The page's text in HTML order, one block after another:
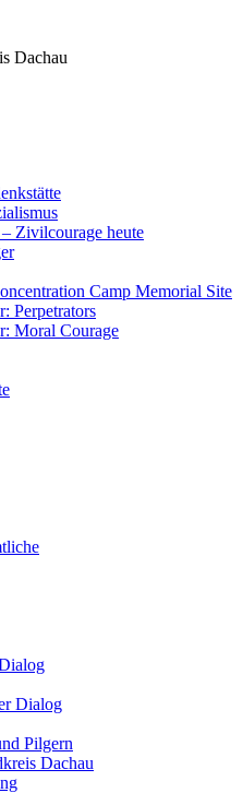
Dachau
Zivilcourage heute
Camp Memorial Site
Perpetrators
Moral Courage
Dialog
Pilgern
Dachau